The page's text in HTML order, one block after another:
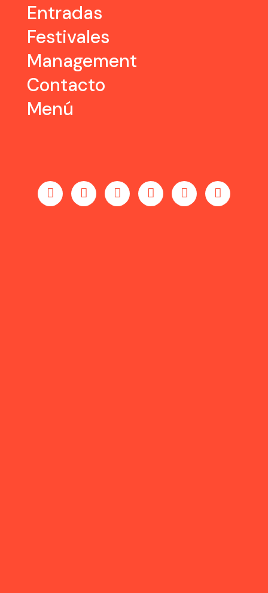
Entradas
Festivales
Management
Contacto
Menú